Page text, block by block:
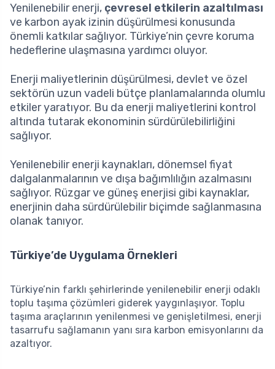
Yenilenebilir enerji, çevresel etkilerin azaltılması
ve karbon ayak izinin düşürülmesi konusunda
önemli katkılar sağlıyor. Türkiye’nin çevre koruma
hedeflerine ulaşmasına yardımcı oluyor.
Enerji maliyetlerinin düşürülmesi, devlet ve özel
sektörün uzun vadeli bütçe planlamalarında olumlu
etkiler yaratıyor. Bu da enerji maliyetlerini kontrol
altında tutarak ekonominin sürdürülebilirliğini
sağlıyor.
Yenilenebilir enerji kaynakları, dönemsel fiyat
dalgalanmalarının ve dışa bağımlılığın azalmasını
sağlıyor. Rüzgar ve güneş enerjisi gibi kaynaklar,
enerjinin daha sürdürülebilir biçimde sağlanmasına
olanak tanıyor.
Türkiye’de Uygulama Örnekleri
Türkiye’nin farklı şehirlerinde yenilenebilir enerji odaklı
toplu taşıma çözümleri giderek yaygınlaşıyor. Toplu
taşıma araçlarının yenilenmesi ve genişletilmesi, enerji
tasarrufu sağlamanın yanı sıra karbon emisyonlarını da
azaltıyor.